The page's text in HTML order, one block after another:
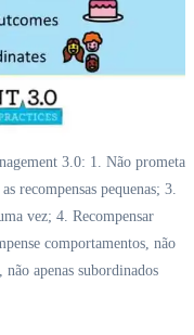
3.0: 1. Não prometa
recompensas pequenas; 3.
vez; 4. Recompensar
comportamentos, não
não apenas subordinados